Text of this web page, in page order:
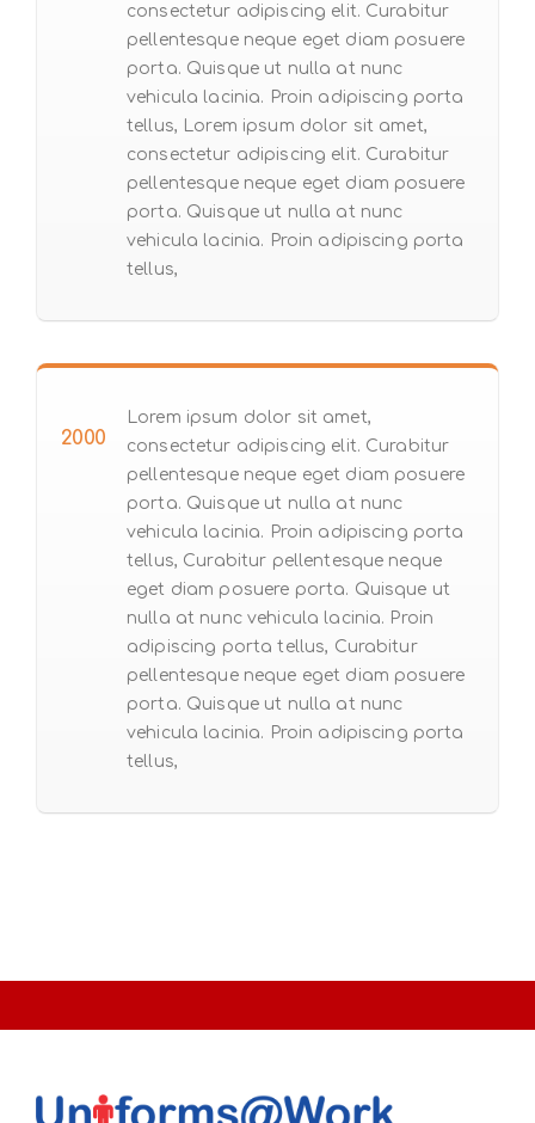
consectetur adipiscing elit. Curabitur
pellentesque neque eget diam posuere
porta. Quisque ut nulla at nunc
vehicula lacinia. Proin adipiscing porta
tellus, Lorem ipsum dolor sit amet,
consectetur adipiscing elit. Curabitur
pellentesque neque eget diam posuere
porta. Quisque ut nulla at nunc
vehicula lacinia. Proin adipiscing porta
tellus,
2000
Lorem ipsum dolor sit amet,
consectetur adipiscing elit. Curabitur
pellentesque neque eget diam posuere
porta. Quisque ut nulla at nunc
vehicula lacinia. Proin adipiscing porta
tellus, Curabitur pellentesque neque
eget diam posuere porta. Quisque ut
nulla at nunc vehicula lacinia. Proin
adipiscing porta tellus, Curabitur
pellentesque neque eget diam posuere
porta. Quisque ut nulla at nunc
vehicula lacinia. Proin adipiscing porta
tellus,